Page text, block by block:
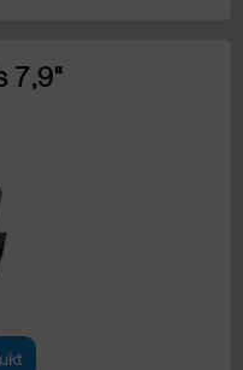
7,9"